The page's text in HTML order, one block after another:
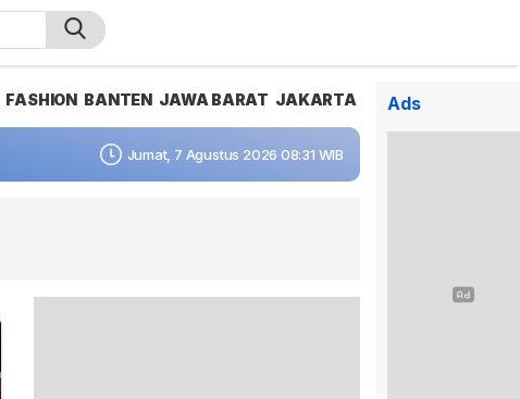
FASHION BANTEN JAWA BARAT JAKARTA
Jumat, 7 Agustus 2026 08:31 WIB
Ads